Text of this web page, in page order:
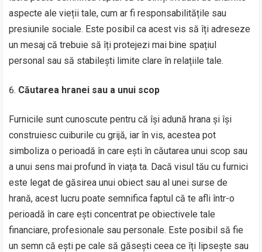
aspecte ale vieții tale, cum ar fi responsabilitățile sau
presiunile sociale. Este posibil ca acest vis să îți adreseze
un mesaj că trebuie să îți protejezi mai bine spațiul
personal sau să stabilești limite clare în relațiile tale.
Căutarea hranei sau a unui scop
Furnicile sunt cunoscute pentru că își adună hrana și își
construiesc cuiburile cu grijă, iar în vis, acestea pot
simboliza o perioadă în care ești în căutarea unui scop sau
a unui sens mai profund în viața ta. Dacă visul tău cu furnici
este legat de găsirea unui obiect sau al unei surse de
hrană, acest lucru poate semnifica faptul că te afli într-o
perioadă în care ești concentrat pe obiectivele tale
financiare, profesionale sau personale. Este posibil să fie
un semn că ești pe cale să găsești ceea ce îți lipsește sau